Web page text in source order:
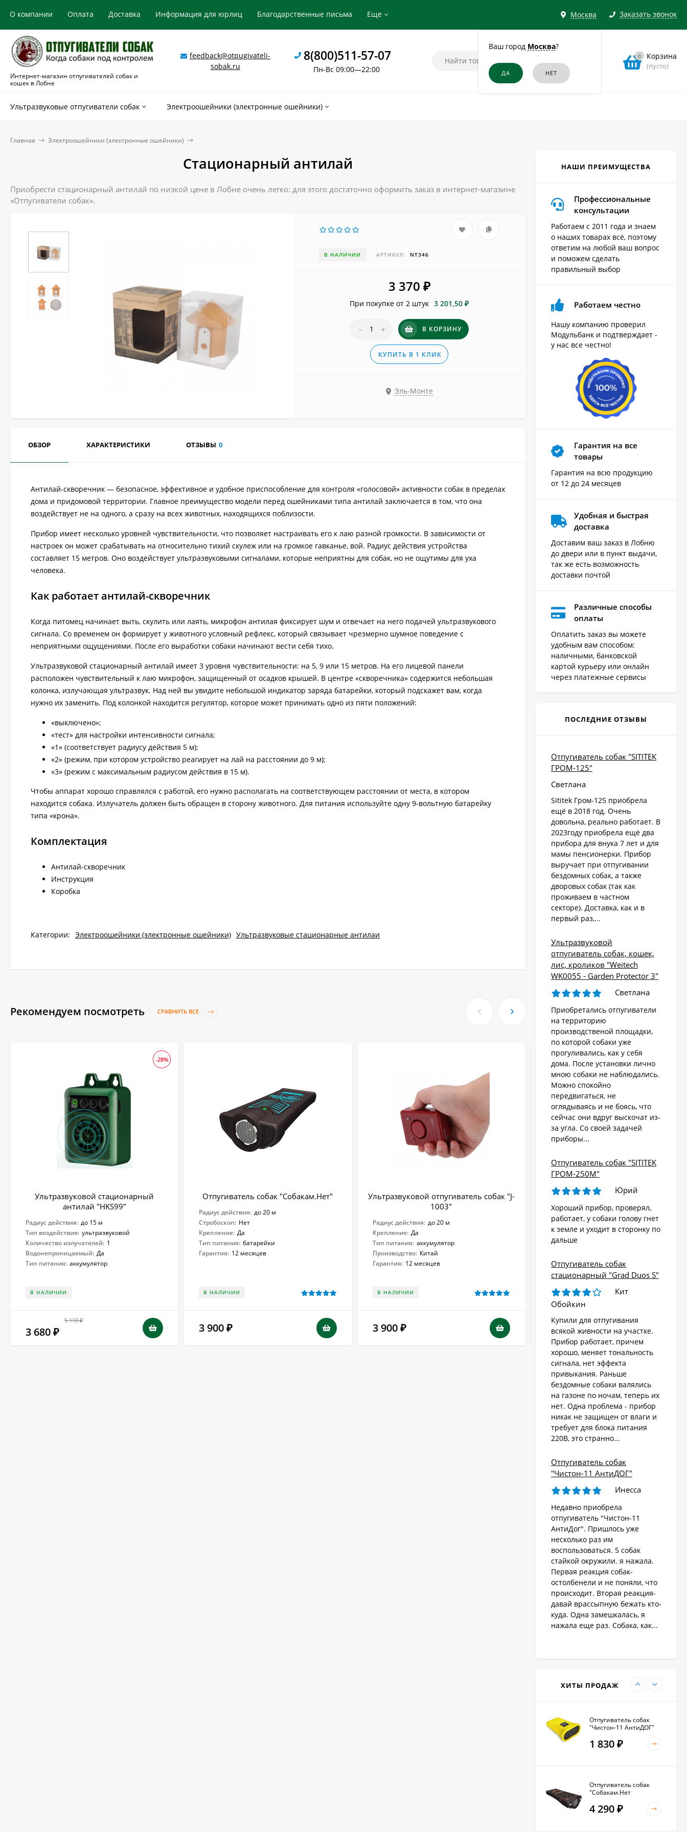
Москва
Ваш город Москва?
Заказать звонок
О компании Оплата Доставка Информация для юрлиц Благодарственные письма Еще
Интернет-магазин отпугивателей собак и
кошек в Лобне
feedback@otpugivateli-
sobak.ru
8(800)511-57-07
Пн-Вс 09:00—22:00
0 Корзина
(пусто)
Ультразвуковые отпугиватели собак Электроошейники (электронные ошейники)
Главная Электроошейники (электронные ошейники)
Стационарный антилай
Приобрести стационарный антилай по низкой цене в Лобне очень легко: для этого достаточно оформить заказ в интернет-магазине
«Отпугиватели собак».
В НАЛИЧИИ АРТИКУЛ: NT346
3 370 ₽
При покупке от 2 штук 3 201,50 ₽
- + В КОРЗИНУ
КУПИТЬ В 1 КЛИК
Эль-Монте
ОБЗОР ХАРАКТЕРИСТИКИ ОТЗЫВЫ 0
Антилай-скворечник — безопасное, эффективное и удобное приспособление для контроля «голосовой» активности собак в пределах
дома и придомовой территории. Главное преимущество модели перед ошейниками типа антилай заключается в том, что она
воздействует не на одного, а сразу на всех животных, находящихся поблизости.
Прибор имеет несколько уровней чувствительности, что позволяет настраивать его к лаю разной громкости. В зависимости от
настроек он может срабатывать на относительно тихий скулеж или на громкое гавканье, вой. Радиус действия устройства
составляет 15 метров. Оно воздействует ультразвуковыми сигналами, которые неприятны для собак, но не ощутимы для уха
человека.
Как работает антилай-скворечник
Когда питомец начинает выть, скулить или лаять, микрофон антилая фиксирует шум и отвечает на него подачей ультразвукового
сигнала. Со временем он формирует у животного условный рефлекс, который связывает чрезмерно шумное поведение с
неприятными ощущениями. После его выработки собаки начинают вести себя тихо.
Ультразвуковой стационарный антилай имеет 3 уровня чувствительности: на 5, 9 или 15 метров. На его лицевой панели
расположен чувствительный к лаю микрофон, защищенный от осадков крышей. В центре «скворечника» содержится небольшая
колонка, излучающая ультразвук. Над ней вы увидите небольшой индикатор заряда батарейки, который подскажет вам, когда
нужно их заменить. Под колонкой находится регулятор, которое может принимать одно из пяти положений:
«выключено»;
«тест» для настройки интенсивности сигнала;
«1» (соответствует радиусу действия 5 м);
«2» (режим, при котором устройство реагирует на лай на расстоянии до 9 м);
«3» (режим с максимальным радиусом действия в 15 м).
Чтобы аппарат хорошо справлялся с работой, его нужно располагать на соответствующем расстоянии от места, в котором
находится собака. Излучатель должен быть обращен в сторону животного. Для питания используйте одну 9-вольтную батарейку
типа «крона».
Комплектация
Антилай-скворечник
Инструкция
Коробка
Категории: Электроошейники (электронные ошейники) Ультразвуковые стационарные антилаи
Рекомендуем посмотреть СРАВНИТЬ ВСЕ
-28%
Ультразвуковой стационарный
антилай "HKS99"
Радиус действия: до 15 м
Тип воздействия: ультразвуковой
Количество излучателей: 1
Водонепроницаемый: Да
Тип питания: аккумулятор
В НАЛИЧИИ
5 110₽
3 680 ₽
Отпугиватель собак "Собакам.Нет"
Радиус действия: до 20 м
Стробоскоп: Нет
Крепление: Да
Тип питания: батарейки
Гарантия: 12 месяцев
В НАЛИЧИИ
3 900₽
Ультразвуковой отпугиватель собак "J-
1003"
Радиус действия: до 20 м
Крепление: Да
Тип питания: аккумулятор
Производство: Китай
Гарантия: 12 месяцев
В НАЛИЧИИ
3 900 ₽
Отпугиватель собак "Собакам.Нет
Вспышка+"
Радиус действия: до 20 м
Стробоскоп: Да
Крепление:
Гарантия: 12 месяцев
В НАЛИЧИИ
4 290₽
НАШИ ПРЕИМУЩЕСТВА
Профессиональные
консультации
Работаем с 2011 года и знаем
о наших товарах всё, поэтому
ответим на любой ваш вопрос
и поможем сделать
правильный выбор
Работаем честно
Нашу компанию проверил
Модульбанк и подтверждает -
у нас все честно!
Гарантия на все
товары
Гарантия на всю продукцию
от 12 до 24 месяцев
Удобная и быстрая
доставка
Доставим ваш заказ в Лобню
до двери или в пункт выдачи,
так же есть возможность
доставки почтой
Различные способы
оплаты
Оплатить заказ вы можете
удобным вам способом:
наличными, банковской
картой курьеру или онлайн
через платежные сервисы
ПОСЛЕДНИЕ ОТЗЫВЫ
Отпугиватель собак "SITITEK
ГРОМ-125"
Светлана
Sititek Гром-125 приобрела
ещё в 2018 год. Очень
довольна, реально работает. В
2023году приобрела ещё два
прибора для внука 7 лет и для
мамы пенсионерки. Прибор
выручает при отпугивании
бездомных собак, а также
дворовых собак (так как
проживаем в частном
секторе). Доставка, как и в
первый раз,...
Ультразвуковой
отпугиватель собак, кошек,
лис, кроликов "Weitech
WK0055 - Garden Protector 3"
Светлана
Приобретались отпугиватели
на территорию
производственой площадки,
по которой собаки уже
прогуливались, как у себя
дома. После установки лично
мною собаки не наблюдались.
Можно спокойно
передвигаться, не
оглядываясь и не боясь, что
сейчас они вдруг выскочат из-
за угла. Со своей задачей
приборы...
Отпугиватель собак "SITITEK
ГРОМ-250М"
Юрий
Хороший прибор, проверял,
работает, у собаки голову гнет
к земле и уходит в сторонку по
дальше
Отпугиватель собак
стационарный "Grad Duos S"
Кит
Обойкин
Купили для отпугивания
всякой живности на участке.
Прибор работает, причем
хорошо, меняет тональность
сигнала, нет эффекта
привыкания. Раньше
бездомные собаки валялись
на газоне по ночам, теперь их
нет. Одна проблема - прибор
никак не защищен от влаги и
требует для блока питания
220В, это странно...
Отпугиватель собак
"Чистон-11 АнтиДОГ"
Инесса
Недавно приобрела
отпугиватель "Чистон-11
АнтиДог". Пришлось уже
несколько раз им
воспользоваться. 5 собак
стайкой окружили. я нажала.
Первая реакция собак-
остолбенели и не поняли, что
происходит. Вторая реакция-
давай врассыпную бежать кто-
куда. Одна замешкалась, я
нажала еще раз. Собака, как...
ХИТЫ ПРОДАЖ
Стационарный
отпугиватель животных
«AR-2403 Solar»
4 570₽
Ультразвуковой
отпугиватель собак,
кошек, лис, кроликов
Garden Protector 3"
8 690 ₽
Электроошейник для
дрессировки собак
«PET998DB»
3 480₽
Ошейник антилай
1 890₽
Отпугиватель собак
"Чистон-11 АнтиДОГ"
1 830 ₽
Отпугиватель собак
"Собакам.Нет
4 290 ₽